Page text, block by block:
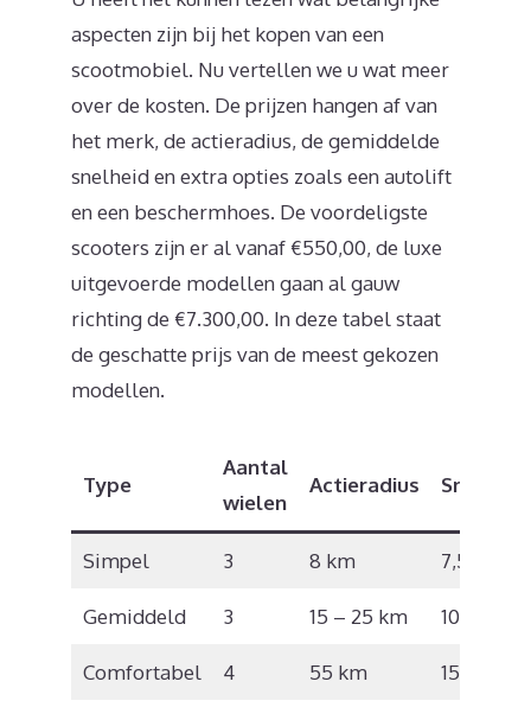
aspecten zijn bij het kopen van een
scootmobiel. Nu vertellen we u wat meer
over de kosten. De prijzen hangen af van
het merk, de actieradius, de gemiddelde
snelheid en extra opties zoals een autolift
en een beschermhoes. De voordeligste
scooters zijn er al vanaf €550,00, de luxe
uitgevoerde modellen gaan al gauw
richting de €7.300,00. In deze tabel staat
de geschatte prijs van de meest gekozen
modellen.
Type
Aantal
wielen
Actieradius Snelheid
Simpel 3 8 km 7,5 km/u
Gemiddeld 3 15 – 25 km 10 km/u
Comfortabel 4 55 km 15 km/u